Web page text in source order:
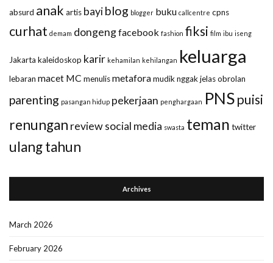
absurd anak artis bayiblog blogger buku callcentre cpns
curhat demam dongengfacebook fashion fiksi film ibu iseng
Jakarta kaleidoskop karir kehamilan kehilangan keluarga
lebaran macet MC menulismetaforamudiknggak jelasobrolan
parenting pasangan hidup pekerjaan penghargaan PNSpuisi
renungan reviewsocial media swasta teman twitter
ulang tahun
Archives
March 2026
February 2026